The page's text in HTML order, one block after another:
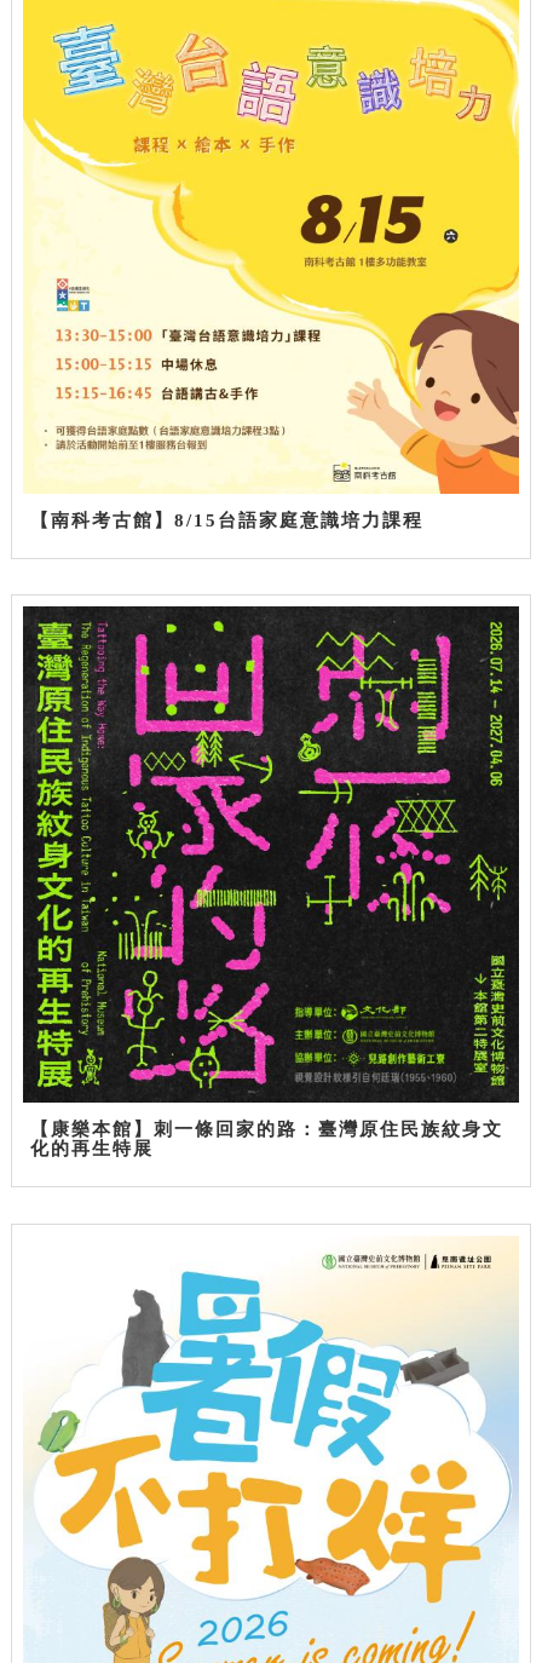
【南科考古館】8/15台語家庭意識培力課程
【康樂本館】刺一條回家的路：臺灣原住民族紋身文
化的再生特展